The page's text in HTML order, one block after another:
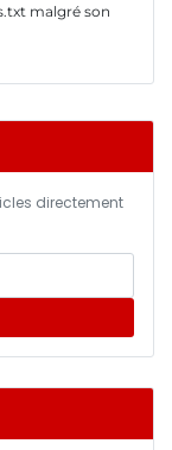
malgré son
directement